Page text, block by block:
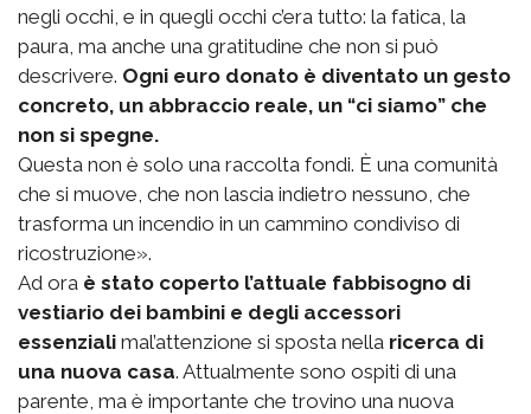
negli occhi, e in quegli occhi c’era tutto: la fatica, la
paura, ma anche una gratitudine che non si può
descrivere. Ogni euro donato è diventato un gesto
concreto, un abbraccio reale, un “ci siamo” che
non si spegne.
Questa non è solo una raccolta fondi. È una comunità
che si muove, che non lascia indietro nessuno, che
trasforma un incendio in un cammino condiviso di
ricostruzione».
Ad ora è stato coperto l’attuale fabbisogno di
vestiario dei bambini e degli accessori
essenziali mal’attenzione si sposta nella ricerca di
una nuova casa. Attualmente sono ospiti di una
parente, ma è importante che trovino una nuova